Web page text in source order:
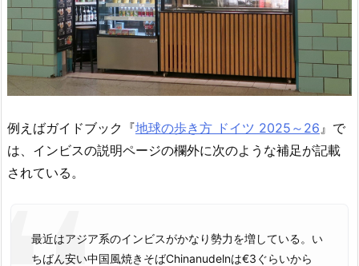
例えばガイドブック『地球の歩き方 ドイツ 2025～26』で
は、インビスの説明ページの欄外に次のような補足が記載
されている。
最近はアジア系のインビスがかなり勢力を増している。い
ちばん安い中国風焼きそばChinanudelnは€3ぐらいから